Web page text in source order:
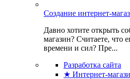
Создание интернет-
Давно хотите открыть
магазин? Считаете, что
времени и сил? Пре...
Разработка сайта
★ Интернет-